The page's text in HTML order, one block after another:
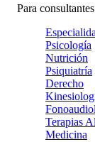
Para consultantes
Psicología
Nutrición
Psiquiatría
Derecho
Terapias
Medicina